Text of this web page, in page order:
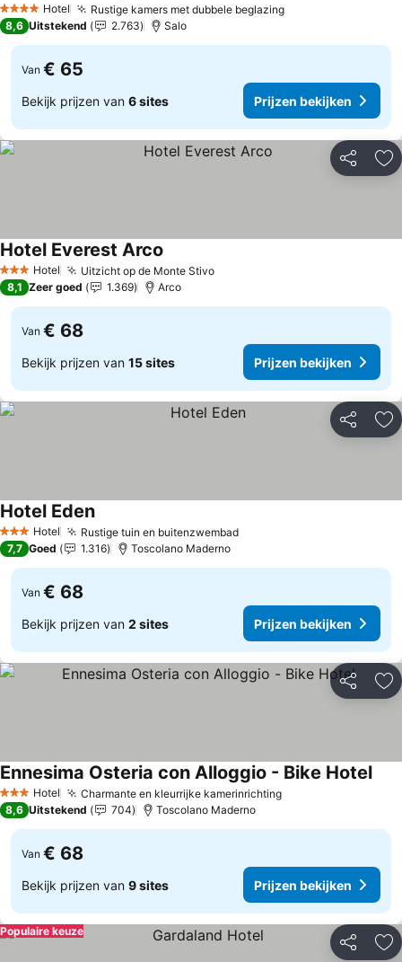
4 SterrenHotel Rustige kamers met dubbele beglazing
8,6 Uitstekend 2.763 Salo
Van € 65
Bekijk prijzen van 6 sites Prijzen bekijken
Delen
3 SterrenHotel Uitzicht op de Monte Stivo
Hotel Everest Arco
8,1 Zeer goed 1.369 Arco
Van € 68
Bekijk prijzen van 15 sites Prijzen bekijken
Delen
3 SterrenHotel Rustige tuin en buitenzwembad
Hotel Eden
7,7 Goed 1.316 Toscolano Maderno
Van € 68
Bekijk prijzen van 2 sites Prijzen bekijken
Delen
3 SterrenHotel Charmante en kleurrijke kamerinrichting
Ennesima Osteria con Alloggio - Bike Hotel
8,6 Uitstekend 704 Toscolano Maderno
Van € 68
Bekijk prijzen van 9 sites Prijzen bekijken
Delen
Populaire keuze